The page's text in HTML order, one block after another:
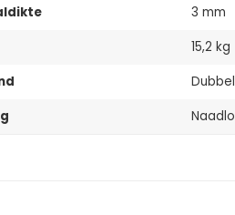
3 mm
15,2 kg